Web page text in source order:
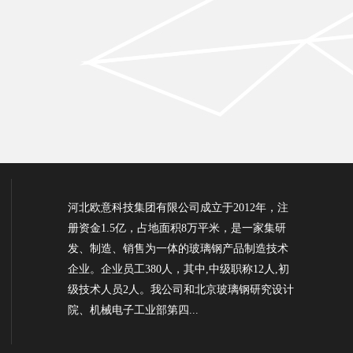
河北欧意科技集团有限公司成立于2012年，注
册资金1.5亿，占地面积8万平米，是一家集研
发、制造、销售为一体的玻璃钢产品制造技术
企业。企业员工380人，其中,中级职称12人,初
级技术人员2人。我公司和北京玻璃钢研究设计
院、机械电子工业部第四...